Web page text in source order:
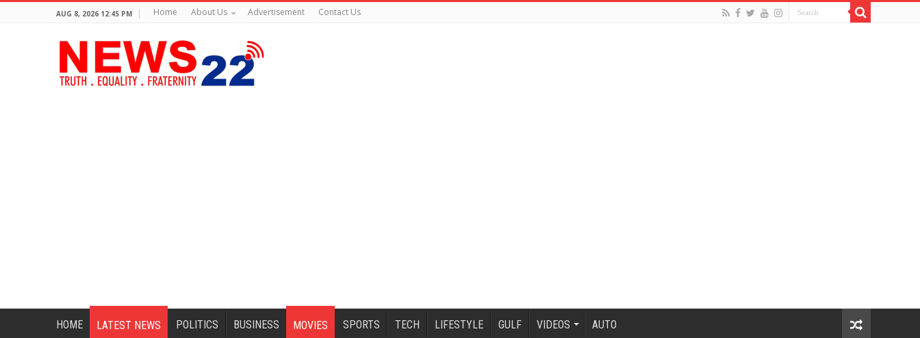
AUG 8, 2026 12:45 PM Home About Us Advertisement Contact Us
HOME LATEST NEWS POLITICS BUSINESS MOVIES SPORTS TECH LIFESTYLE GULF VIDEOS AUTO